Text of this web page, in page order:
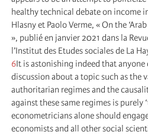
healthy technical debate on income
Hlasny et Paolo Verme, « On the
», publié en janvier 2021 dans la
l’Institut des Etudes sociales de La
6It is astonishing indeed that
discussion about a topic such as
authoritarian regimes and the
against these same regimes is purely
econometricians alone should
economists and all other social